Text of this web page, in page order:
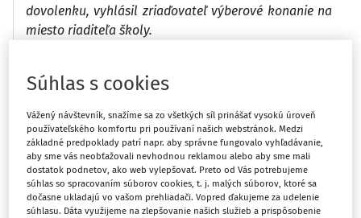
dovolenku, vyhlásil zriaďovateľ výberové konanie na
miesto riaditeľa školy.
Dvaja kolegovia sú vo výberovej komisii za kategóriu
zamestnancov zvolení Radou školy, z toho jeden
kolega je aj predsedom Rady školy a teda i
predsedom výberovej komisie. Otázka: v deň keď
budú vo výberovej komisii si títo dvaja PZ čerpajú
dovolenku, alebo ak majú inú náhradu mzdy, akú ? A
na základe akej legislatívy ?
Súhlas s cookies
Vážený návštevník, snažíme sa zo všetkých síl prinášať vysokú úroveň
používateľského komfortu pri používaní našich webstránok. Medzi
základné predpoklady patrí napr. aby správne fungovalo vyhľadávanie,
aby sme vás neobťažovali nevhodnou reklamou alebo aby sme mali
dostatok podnetov, ako web vylepšovať. Preto od Vás potrebujeme
súhlas so spracovaním súborov cookies, t. j. malých súborov, ktoré sa
dočasne ukladajú vo vašom prehliadači. Vopred ďakujeme za udelenie
súhlasu. Dáta využijeme na zlepšovanie našich služieb a prispôsobenie